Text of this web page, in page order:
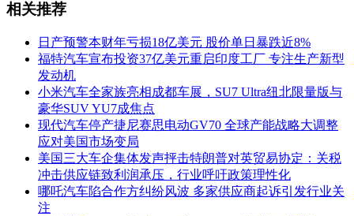
相关推荐
日产预警本财年亏损18亿美元 股价单日暴跌近8%
福特汽车宣布投资37亿美元重启印度工厂 专注生产新型
发动机
小米汽车全家族亮相成都车展，SU7 Ultra纽北限量版与
豪华SUV YU7成焦点
现代汽车停产捷尼赛思电动GV70 全球产能战略大调整
应对美国市场变局
美国三大车企集体发声抨击特朗普对英贸易协定：关税
冲击供应链致利润承压，行业呼吁政策理性化
哪吒汽车陷合作方纠纷风波 多家供应商起诉引发行业关
注